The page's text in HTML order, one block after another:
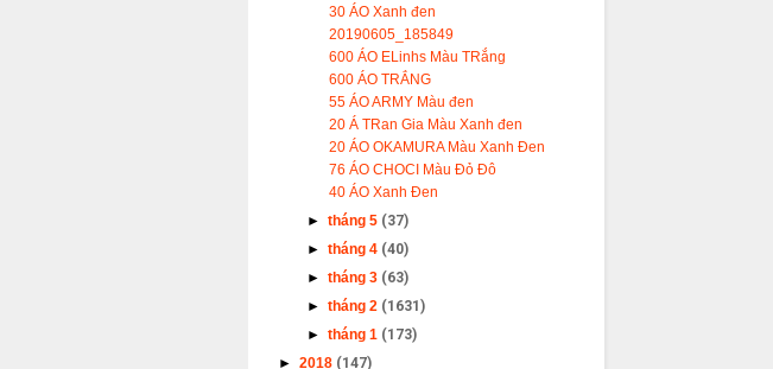
30 ÁO Xanh đen
20190605_185849
600 ÁO ELinhs Màu TRắng
600 ÁO TRẮNG
55 ÁO ARMY Màu đen
20 Á TRan Gia Màu Xanh đen
20 ÁO OKAMURA Màu Xanh Đen
76 ÁO CHOCI Màu Đỏ Đô
40 ÁO Xanh Đen
► tháng 5 (37)
► tháng 4 (40)
► tháng 3 (63)
► tháng 2 (1631)
► tháng 1 (173)
► 2018 (147)